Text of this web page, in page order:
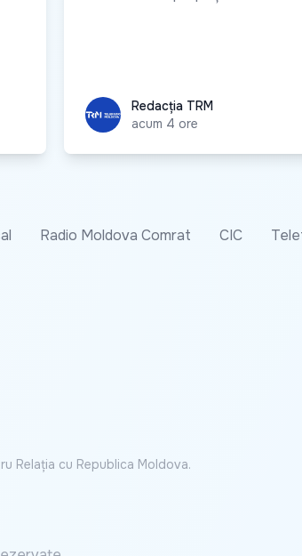
Redacția TRM
Redacția TRM
acum 4 ore
Radio Moldova Comrat CIC
Relația cu Republica Moldova.